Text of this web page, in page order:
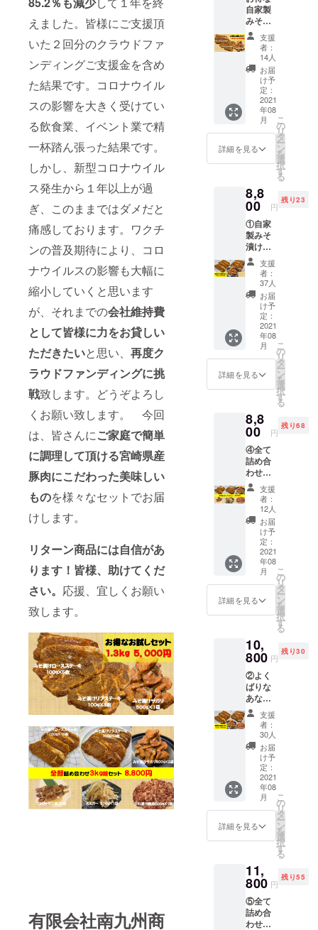
えました。皆様にご支援頂
いた２回分のクラウドファ
ンディングご支援金を含め
た結果です。コロナウイル
スの影響を大きく受けてい
る飲食業、イベント業で精
一杯踏ん張った結果です。
しかし、新型コロナウイル
ス発生から１年以上が過
ぎ、このままではダメだと
痛感しております。ワクチ
ンの普及期待により、コロ
ナウイルスの影響も大幅に
縮小していくと思います
が、それまでの会社維持費
として皆様に力をお貸しい
ただきたいと思い、 再度ク
ラウドファンディングに挑
戦致します。どうぞよろし
くお願い致します。 今回
は、皆さんにご家庭で簡単
に調理して頂ける宮崎県産
豚肉にこだわった美味しい
ものを様々なセットでお届
けします。
リターン商品には自信があ
ります！皆様、助けてくだ
さい。 応援、宜しくお願い
致します。
有限会社南九州商
内外のイベ
ントで販売
させて頂い
ておりま
す。ネット
販売もおこ
なっており
ますが、今
後はイベン
ト販売に加
え、ネット
できればと
思っていま
す。是非一
度、ご賞味
ください！
自家製
みそ漬
けお試
しセッ
ト（1.3
ｋｇ）
・宮崎
県産豚
肉自家
製みそ
漬け
ロース
ステー
キ100ｇ
×5枚 ・
産豚肉
自家製
みそ漬
けリブ
ステー
キ100ｇ
×3枚 ・
宮崎県
産豚肉
自家製
みそ漬
けサガ
リ500ｇ
×1袋
支援
者：
14人
お届
け予
定：
2021
年08
月
詳細を見る
こ
の
リ
タ
ー
ン
を
選
択
す
る
8,8
00 円
残り23
①自家
製みそ
漬け詰
め合わ
せ（3.3
ｋｇ）
・宮崎
県産豚
肉自家
製みそ
漬け
ロース
ステー
キ 100
ｇ×15枚
・宮崎
肉自家
製みそ
漬けリ
ブス
テー
キ 100
ｇ×3枚
・宮崎
県産豚
肉自家
製みそ
漬けサ
ガリ
500ｇ
×3袋
支援
者：
37人
お届
け予
定：
2021
年08
月
詳細を見る
こ
の
リ
タ
ー
ン
を
選
択
す
る
8,8
00 円
残り68
④全て
詰め合
わせ約
３ｋｇ
超セッ
ト ・宮
崎県産
豚肉自
家製み
そ漬け
ロース
ステー
キ 100
ｇ×10枚
・宮崎
県産豚
製みそ
漬けリ
ブス
テー
キ 100
ｇ×3枚
・宮崎
県産豚
肉自家
製みそ
漬けサ
ガリ
500ｇ
×2袋 ・
自家製
たれ漬
け宮崎
500ｇ
×1袋 ・
ミミ
ガー
200ｇ
×1袋 ・
支援
者：
12人
お届
け予
定：
2021
年08
月
詳細を見る
こ
の
リ
タ
ー
ン
を
選
択
す
る
10,
800 円
残り30
②よく
ばりな
あなた
へ！絶
品お肉
詰め合
わせ
（6.3ｋ
ｇ） ・
宮崎県
産豚肉
自家製
みそ漬
けロー
スス
テー
キ 100
ｇ×15枚
・宮崎
県産豚
肉自家
製みそ
漬けリ
支援
者：
30人
お届
け予
定：
2021
年08
月
詳細を見る
こ
の
リ
タ
ー
ン
を
選
択
す
る
11,
800 円
残り55
⑤全て
詰め合
わせ約